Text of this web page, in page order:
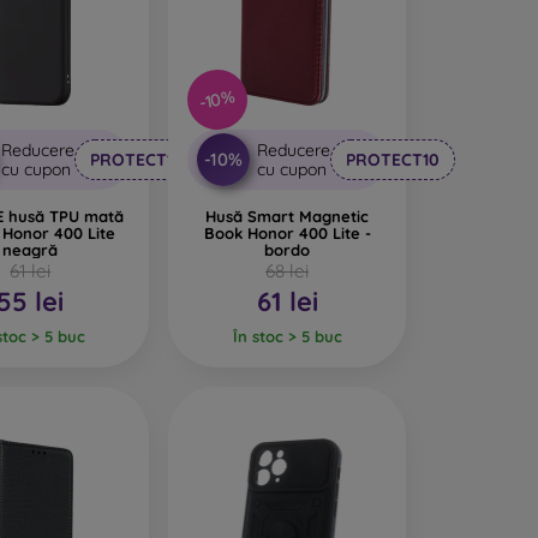
huselor un design interesant. Dezavantajul
reciclate, astfel încât se pot descompune
important.
telefon, fabricate din diverse materiale.
Reducere
cu cupon
PROTECT10
husă TPU mată
400 Lite
neagră
61 lei
lei
> 5 buc
-10%
-10%
Reducere
cu cupon
PROTECT10
Husă Smart Magnetic
Book Honor 400 Lite -
bordo
68 lei
61 lei
În stoc > 5 buc